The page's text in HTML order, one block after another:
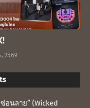
2569
อนลาย” (Wicked